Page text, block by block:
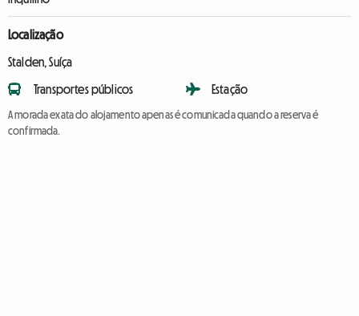
Localização
Stalden, Suíça
Transportes públicos Estação
A morada exata do alojamento apenas é comunicada quando a reserva é
confirmada.